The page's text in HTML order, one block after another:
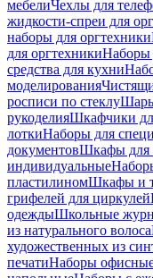
мебелиЧехлы для
жидкости-спреи для
наборы для оргтехники
для оргтехникиНаборы
средства для кухни
моделирования
росписи по стеклу
рукоделияШкафчики
лоткиНаборы для
документовШкафы для
индивидуальные
пластилиномШкафы и
грифелей для циркулей
одеждыШкольные
из натурального волоса
художественных из
печатиНаборы